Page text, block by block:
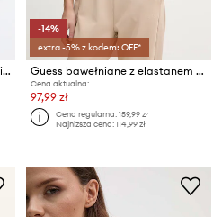
BOSS Orange T-shirt damski z wiskozą C Fice
-14%
extra -5% z kodem: OFF*
Guess bawełniane z elastanem OCTAVIA
Cena aktualna:
97,99 zł
Cena regularna:159,99 zł
Najniższa cena:114,99 zł